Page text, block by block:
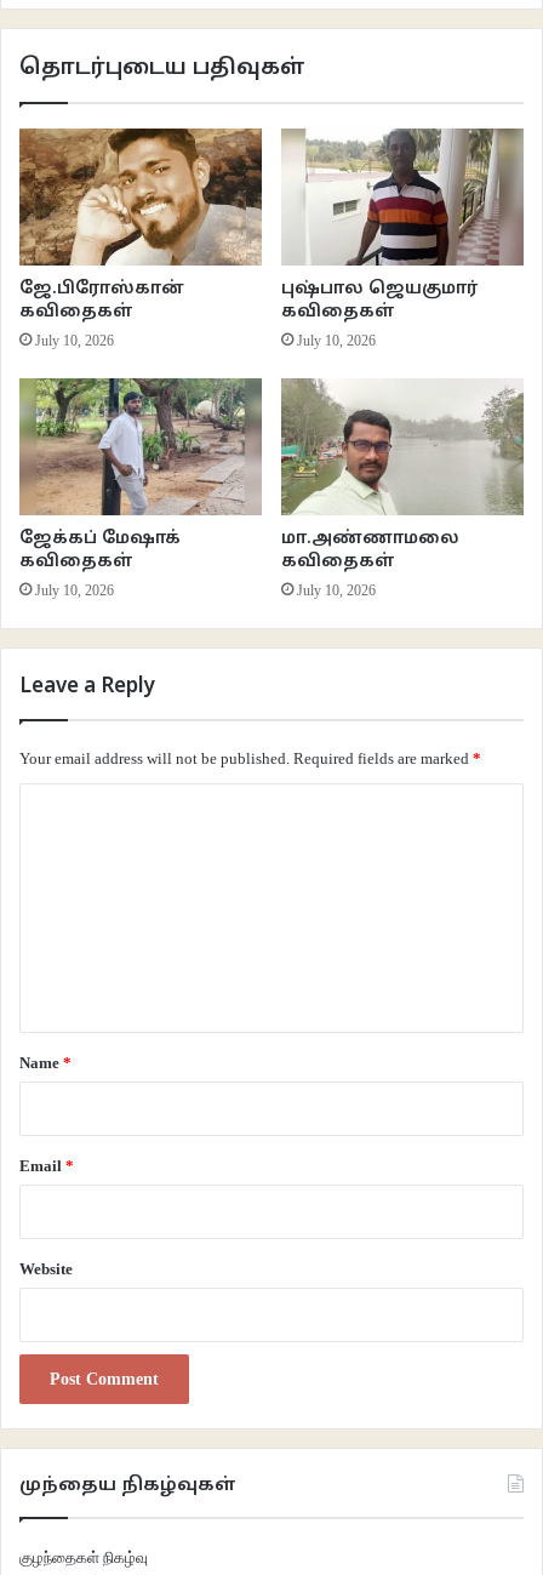
அவளது கிட்சன் என்றாள்
என்னைப் பார்த்துச் சிரித்தது
பசி மட்டுமல்ல.
இணைய இதழ் 100 இலக்கியம் கவிதைகள்
தமிழ் கவிதைகள் வாசகசாலை
ஜார்ஜ் ஜோசப்
தொடர்புடைய பதிவுகள்
ஜே.பிரோஸ்கான்
கவிதைகள்
July 10, 2026
புஷ்பால ஜெயகுமார்
கவிதைகள்
July 10, 2026
ஜேக்கப் மேஷாக்
கவிதைகள்
July 10, 2026
மா.அண்ணாமலை
கவிதைகள்
July 10, 2026
Leave a Reply
Your email address will not be published. Required fields are marked *
*
Name *
Email *
Website
முந்தைய நிகழ்வுகள்
குழந்தைகள் நிகழ்வு